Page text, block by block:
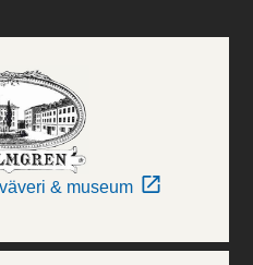
& museum